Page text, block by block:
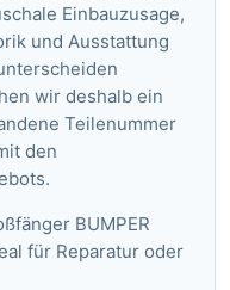
Einbauzusage,
und Ausstattung
wir deshalb ein
Teilenummer
den
BUMPER
für Reparatur oder